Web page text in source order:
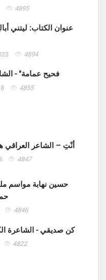
4895
عنوان الكتاب: ليتني
4894
"فحيح عمامة" -
4855
أنْتِ – الشاعر العراقي
4847
حسين نهابة مواسم
4846
كن صديقي - الشاعرة
4822